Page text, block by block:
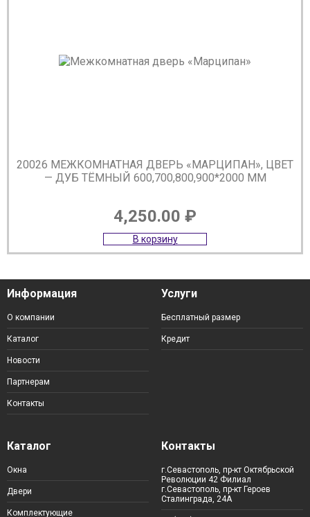
20026 МЕЖКОМНАТНАЯ ДВЕРЬ «МАРЦИПАН», ЦВЕТ
— ДУБ ТЁМНЫЙ 600,700,800,900*2000 ММ
4,250.00 ₽
В корзину
Информация
О компании
Каталог
Новости
Партнерам
Контакты
Услуги
Бесплатный размер
Кредит
Каталог
Окна
Двери
Комплектующие
Контакты
г.Севастополь, пр-кт Октябрьской
Революции 42 Филиал
г.Севастополь, пр-кт Героев
Сталинграда, 24А